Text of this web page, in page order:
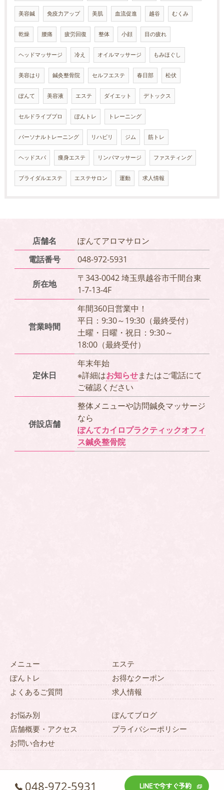
美容鍼 免疫力アップ 美肌 血流促進 越谷 むくみ
乾燥 腰痛 疲労回復 整体 小顔 目の疲れ
ヘッドマッサージ 冷え オイルマッサージ もみほぐし
美容はり 鍼灸整骨院 セルフエステ 春日部 松伏
ぽんて 美容液 エステ ダイエット デトックス
セルドライブプロ ぽんトレ トレーニング
パーソナルトレーニング リハビリ ジム 筋トレ
ヘッドスパ 痩身エステ リンパマッサージ ファスティング
ブライダルエステ エステサロン 運動 求人情報
店舗名
ぽんてアロマサロン
電話番号
048-972-5931
所在地
〒343-0042 埼玉県越谷市千間台東
1-7-13-4F
営業時間
年間360日営業中！
平日：9:30～19:30（最終受付）
土曜・日曜・祝日：9:30～
18:00（最終受付）
定休日
年末年始
※詳細はお知らせまたはご電話にて
ご確認ください
併設店舗
整体メニューや訪問鍼灸マッサージ
なら
ぽんてカイロプラクティックオフィ
ス鍼灸整骨院
メニュー
エステ
ぽんトレ
お得なクーポン
よくあるご質問
求人情報
お悩み別
ぽんてブログ
店舗概要・アクセス
プライバシーポリシー
お問い合わせ
048-972-5931 LINEで今すぐ予約